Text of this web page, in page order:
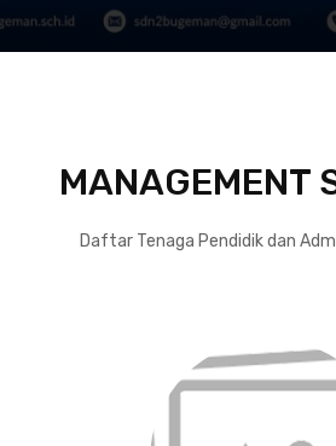
MANAGEMENT
Daftar Tenaga Pendidik dan